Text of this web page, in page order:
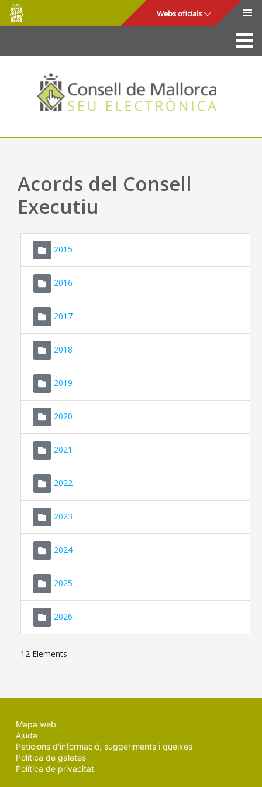
Salta al contingut principal
Consell
de
Mallorca
Webs oficials
La Seu
Consell de Mallorca
Accés i seguretat
Utilitats
Ajuda
Acords del Consell
Executiu
2015
2016
2017
2018
2019
2020
2021
2022
2023
2024
2025
2026
12 Elements
Mapa web
Ajuda
Peticions d'informació, suggeriments i queixes
Política de galetes
Política de privacitat